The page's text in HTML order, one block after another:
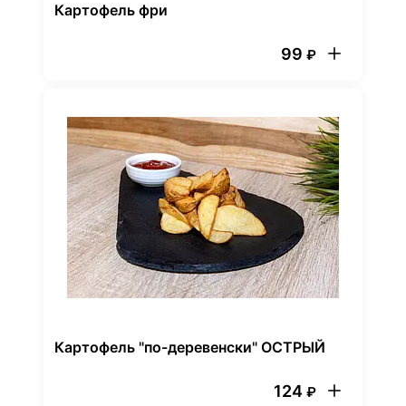
Картофель фри
99 ₽
Картофель "по-деревенски" ОСТРЫЙ
124 ₽